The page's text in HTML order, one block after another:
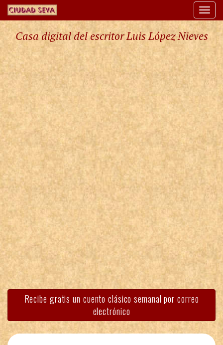
Casa digital del escritor Luis López Nieves
Recibe gratis un cuento clásico semanal por correo
electrónico